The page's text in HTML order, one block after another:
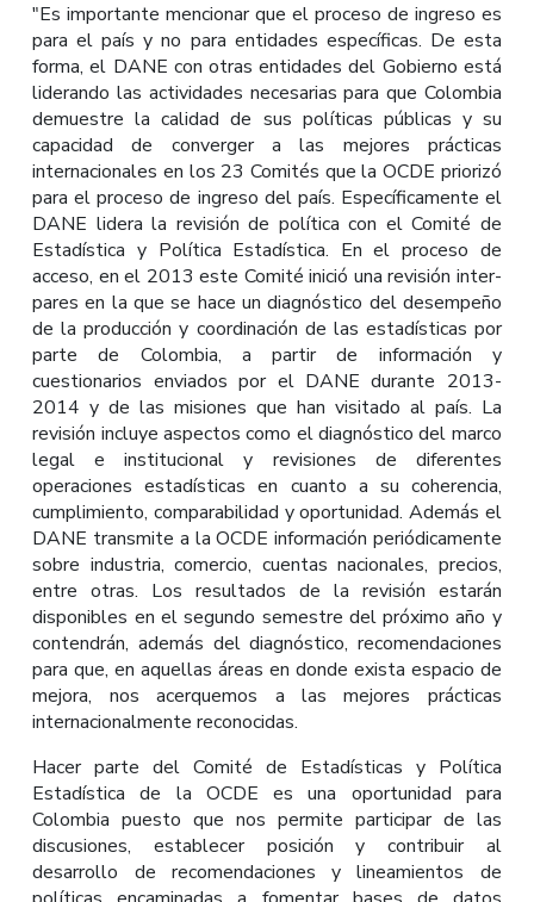
"Es importante mencionar que el proceso de ingreso es
para el país y no para entidades específicas. De esta
forma, el DANE con otras entidades del Gobierno está
liderando las actividades necesarias para que Colombia
demuestre la calidad de sus políticas públicas y su
capacidad de converger a las mejores prácticas
internacionales en los 23 Comités que la OCDE priorizó
para el proceso de ingreso del país. Específicamente el
DANE lidera la revisión de política con el Comité de
Estadística y Política Estadística. En el proceso de
acceso, en el 2013 este Comité inició una revisión inter-
pares en la que se hace un diagnóstico del desempeño
de la producción y coordinación de las estadísticas por
parte de Colombia, a partir de información y
cuestionarios enviados por el DANE durante 2013-
2014 y de las misiones que han visitado al país. La
revisión incluye aspectos como el diagnóstico del marco
legal e institucional y revisiones de diferentes
operaciones estadísticas en cuanto a su coherencia,
cumplimiento, comparabilidad y oportunidad. Además el
DANE transmite a la OCDE información periódicamente
sobre industria, comercio, cuentas nacionales, precios,
entre otras. Los resultados de la revisión estarán
disponibles en el segundo semestre del próximo año y
contendrán, además del diagnóstico, recomendaciones
para que, en aquellas áreas en donde exista espacio de
mejora, nos acerquemos a las mejores prácticas
internacionalmente reconocidas.
Hacer parte del Comité de Estadísticas y Política
Estadística de la OCDE es una oportunidad para
Colombia puesto que nos permite participar de las
discusiones, establecer posición y contribuir al
desarrollo de recomendaciones y lineamientos de